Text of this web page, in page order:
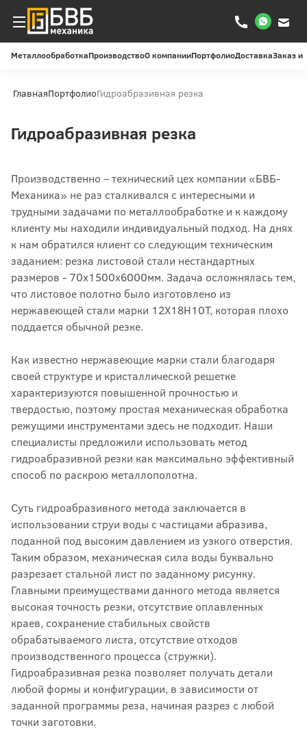
МеталлообработкаПроизводствоО компанииПортфолиоДоставкаЗаказ и
ГлавнаяПортфолиоГидроабразивная резка
Гидроабразивная резка
Производственно – технический цех компании «БВБ-
Механика» не раз сталкивался с интересными и
трудными задачами по металлообработке и к каждому
клиенту мы находили индивидуальный подход. На днях
к нам обратился клиент со следующим техническим
заданием: резка листовой стали нестандартных
размеров - 70х1500х6000мм. Задача осложнялась тем,
что листовое полотно было изготовлено из
нержавеющей стали марки 12Х18Н10Т, которая плохо
поддается обычной резке.
Как известно нержавеющие марки стали благодаря
своей структуре и кристаллической решетке
характеризуются повышенной прочностью и
твердостью, поэтому простая механическая обработка
режущими инструментами здесь не подходит. Наши
специалисты предложили использовать метод
гидроабразивной резки как максимально эффективный
способ по раскрою металлополотна.
Суть гидроабразивного метода заключается в
использовании струи воды с частицами абразива,
поданной под высоким давлением из узкого отверстия.
Таким образом, механическая сила воды буквально
разрезает стальной лист по заданному рисунку.
Главными преимуществами данного метода является
высокая точность резки, отсутствие оплавленных
краев, сохранение стабильных свойств
обрабатываемого листа, отсутствие отходов
производственного процесса (стружки).
Гидроабразивная резка позволяет получать детали
любой формы и конфигурации, в зависимости от
заданной программы реза, начиная разрез с любой
точки заготовки.